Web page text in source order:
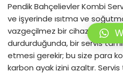
Pendik Bahçelievler Kombi
ve işyerinde ısıtma ve
vazgeçilmez bir cihazdır.
durdurduğunda, bir servis
etmesi gerekir; bu size para
karbon ayak izini azaltır.